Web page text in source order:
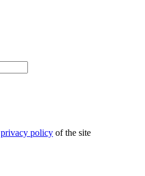
privacy policy of the site